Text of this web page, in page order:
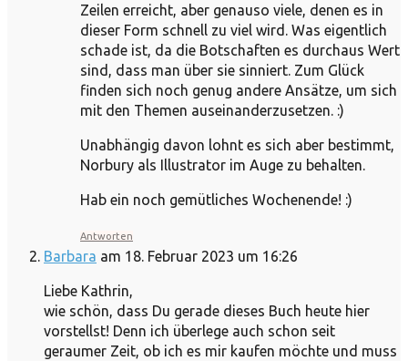
Zeilen erreicht, aber genauso viele, denen es in
dieser Form schnell zu viel wird. Was eigentlich
schade ist, da die Botschaften es durchaus Wert
sind, dass man über sie sinniert. Zum Glück
finden sich noch genug andere Ansätze, um sich
mit den Themen auseinanderzusetzen. :)
Unabhängig davon lohnt es sich aber bestimmt,
Norbury als Illustrator im Auge zu behalten.
Hab ein noch gemütliches Wochenende! :)
Antworten
Barbara am 18. Februar 2023 um 16:26
Liebe Kathrin,
wie schön, dass Du gerade dieses Buch heute hier
vorstellst! Denn ich überlege auch schon seit
geraumer Zeit, ob ich es mir kaufen möchte und muss